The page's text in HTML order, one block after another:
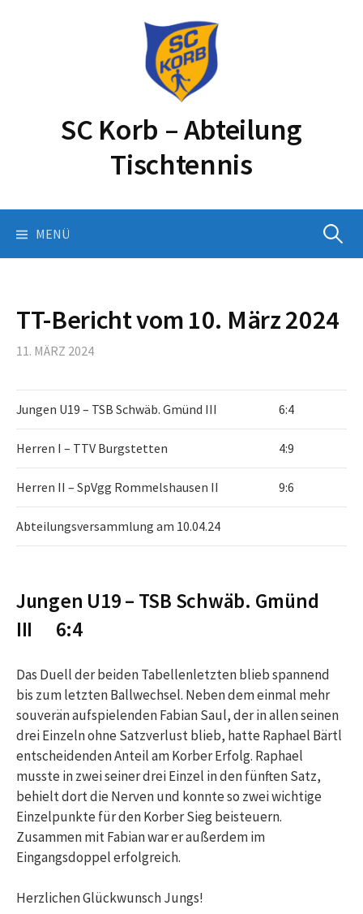
SC Korb – Abteilung
Tischtennis
MENÜ Suchen
TT-Bericht vom 10. März 2024
11. MÄRZ 2024
Jungen U19 – TSB Schwäb. Gmünd III 6:4
Herren I – TTV Burgstetten 4:9
Herren II – SpVgg Rommelshausen II 9:6
Abteilungsversammlung am 10.04.24
Jungen U19 – TSB Schwäb. Gmünd
III 6:4
Das Duell der beiden Tabellenletzten blieb spannend
bis zum letzten Ballwechsel. Neben dem einmal mehr
souverän aufspielenden Fabian Saul, der in allen seinen
drei Einzeln ohne Satzverlust blieb, hatte Raphael Bärtl
entscheidenden Anteil am Korber Erfolg. Raphael
musste in zwei seiner drei Einzel in den fünften Satz,
behielt dort die Nerven und konnte so zwei wichtige
Einzelpunkte für den Korber Sieg beisteuern.
Zusammen mit Fabian war er außerdem im
Eingangsdoppel erfolgreich.
Herzlichen Glückwunsch Jungs!